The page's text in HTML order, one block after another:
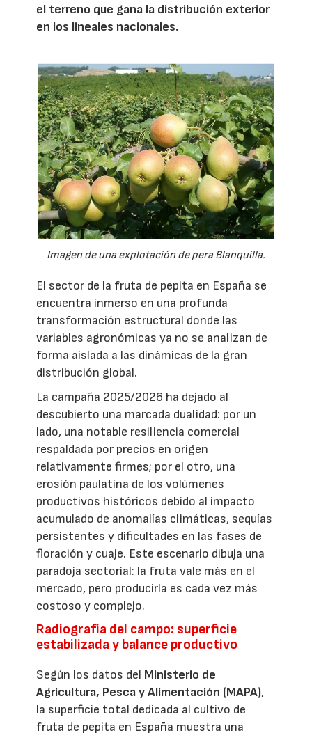
el terreno que gana la distribución exterior
en los lineales nacionales.
Imagen de una explotación de pera Blanquilla.
El sector de la fruta de pepita en España se
encuentra inmerso en una profunda
transformación estructural donde las
variables agronómicas ya no se analizan de
forma aislada a las dinámicas de la gran
distribución global.
La campaña 2025/2026 ha dejado al
descubierto una marcada dualidad: por un
lado, una notable resiliencia comercial
respaldada por precios en origen
relativamente firmes; por el otro, una
erosión paulatina de los volúmenes
productivos históricos debido al impacto
acumulado de anomalías climáticas, sequías
persistentes y dificultades en las fases de
floración y cuaje. Este escenario dibuja una
paradoja sectorial: la fruta vale más en el
mercado, pero producirla es cada vez más
costoso y complejo.
Radiografía del campo: superficie
estabilizada y balance productivo
Según los datos del Ministerio de
Agricultura, Pesca y Alimentación (MAPA),
la superficie total dedicada al cultivo de
fruta de pepita en España muestra una